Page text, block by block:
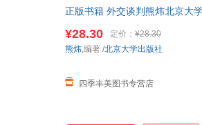
正版书籍 外交谈判熊炜北京大
¥28.30 定价： ¥28.30
四季丰美图书专营店
熊炜,编著 /北京大学出版社